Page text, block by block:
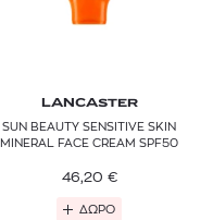
LANCASTER
SUN BEAUTY SENSITIVE SKIN
MINERAL FACE CREAM SPF50
46,20 €
ΔΩΡΟ